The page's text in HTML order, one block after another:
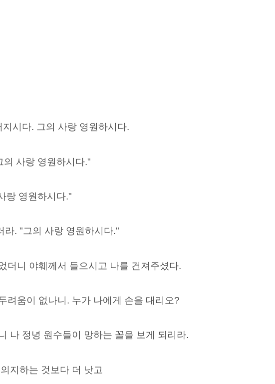
시다. 그의 사랑 영원하시다.
의 사랑 영원하시다."
랑 영원하시다."
라. "그의 사랑 영원하시다."
더니 야훼께서 들으시고 나를 건져주셨다.
려움이 없나니. 누가 나에게 손을 대리오?
나 정녕 원수들이 망하는 꼴을 보게 되리라.
지하는 것보다 더 낫고